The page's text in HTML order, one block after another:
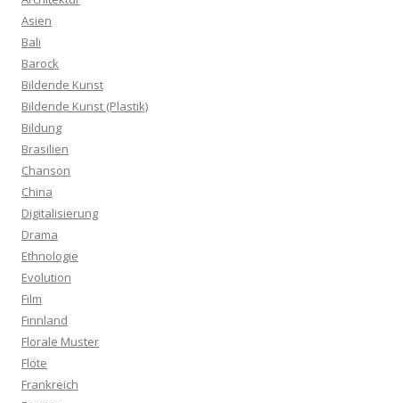
Asien
Bali
Barock
Bildende Kunst
Bildende Kunst (Plastik)
Bildung
Brasilien
Chanson
China
Digitalisierung
Drama
Ethnologie
Evolution
Film
Finnland
Florale Muster
Flöte
Frankreich